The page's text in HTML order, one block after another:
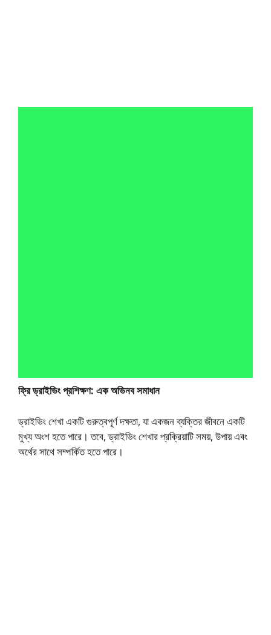
ফ্রি ড্রাইভিং প্রশিক্ষণ: এক অভিনব সমাধান
ড্রাইভিং শেখা একটি গুরুত্বপূর্ণ দক্ষতা, যা একজন ব্যক্তির জীবনে একটি
মুখ্য অংশ হতে পারে। তবে, ড্রাইভিং শেখার প্রক্রিয়াটি সময়, উপায় এবং
অর্থের সাথে সম্পর্কিত হতে পারে।